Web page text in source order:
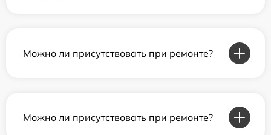
Можно ли присутствовать при ремонте?
Можно ли присутствовать при ремонте?